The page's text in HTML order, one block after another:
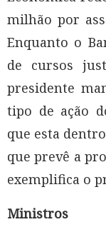
milhão por
Enquanto o
de cursos
presidente
tipo de ação
que esta
que prevê a
exemplifica o
Ministros